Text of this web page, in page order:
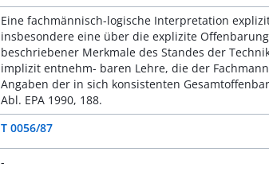
Eine fachmännisch-logische Interpretation
insbesondere eine über die explizite
beschriebener Merkmale des Standes der
implizit entnehm- baren Lehre, die der
Angaben der in sich konsistenten
Abl. EPA 1990, 188.
T 0056/87
-